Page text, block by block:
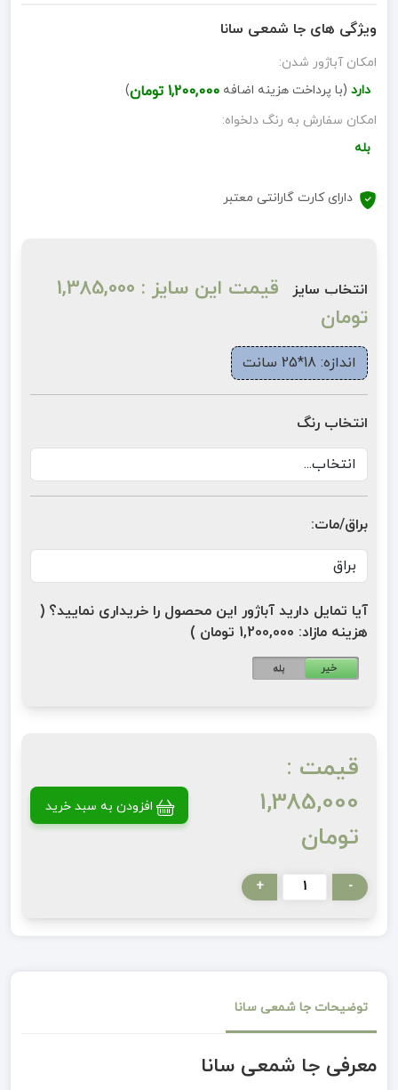
ویژگی های جا شمعی سانا
امکان آباژور شدن:
دارد (با پرداخت هزینه اضافه 1,200,000 تومان
)
امکان سفارش به رنگ دلخواه:
بله
دارای کارت گارانتی معتبر
انتخاب سایز
قیمت این سایز : 1,385,000
تومان
اندازه: 18*25 سانت
انتخاب رنگ
براق/مات:
آیا تمایل دارید آباژور این محصول را خریداری نمایید؟ (
هزینه مازاد: 1,200,000 تومان )
بله خیر
قیمت :
1,385,000
تومان
افزودن به سبد خرید
-
+
توضیحات جا شمعی سانا
معرفی جا شمعی سانا